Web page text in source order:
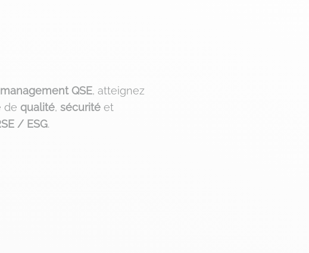
QSE, atteignez
de qualité, sécurité et
/ ESG.